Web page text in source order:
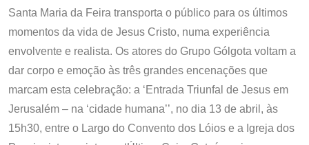
Santa Maria da Feira transporta o público para os últimos
momentos da vida de Jesus Cristo, numa experiência
envolvente e realista. Os atores do Grupo Gólgota voltam a
dar corpo e emoção às três grandes encenações que
marcam esta celebração: a ‘Entrada Triunfal de Jesus em
Jerusalém – na ‘cidade humana’’, no dia 13 de abril, às
15h30, entre o Largo do Convento dos Lóios e a Igreja dos